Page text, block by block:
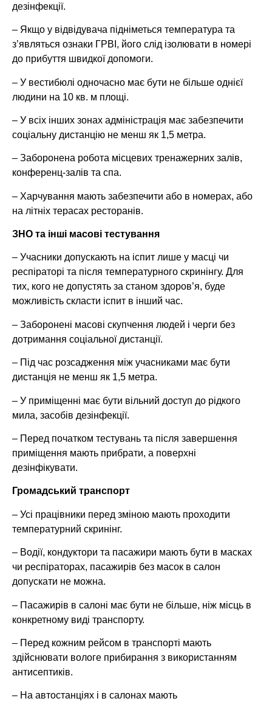
дезінфекції.
– Якщо у відвідувача підніметься температура та
з’являться ознаки ГРВІ, його слід ізолювати в номері
до прибуття швидкої допомоги.
– У вестибюлі одночасно має бути не більше однієї
людини на 10 кв. м площі.
– У всіх інших зонах адміністрація має забезпечити
соціальну дистанцію не менш як 1,5 метра.
– Заборонена робота місцевих тренажерних залів,
конференц-залів та спа.
– Харчування мають забезпечити або в номерах, або
на літніх терасах ресторанів.
ЗНО та інші масові тестування
– Учасники допускають на іспит лише у масці чи
респіраторі та після температурного скринінгу. Для
тих, кого не допустять за станом здоров’я, буде
можливість скласти іспит в інший час.
– Заборонені масові скупчення людей і черги без
дотримання соціальної дистанції.
– Під час розсадження між учасниками має бути
дистанція не менш як 1,5 метра.
– У приміщенні має бути вільний доступ до рідкого
мила, засобів дезінфекції.
– Перед початком тестувань та після завершення
приміщення мають прибрати, а поверхні
дезінфікувати.
Громадський транспорт
– Усі працівники перед зміною мають проходити
температурний скринінг.
– Водії, кондуктори та пасажири мають бути в масках
чи респіраторах, пасажирів без масок в салон
допускати не можна.
– Пасажирів в салоні має бути не більше, ніж місць в
конкретному виді транспорту.
– Перед кожним рейсом в транспорті мають
здійснювати вологе прибирання з використанням
антисептиків.
– На автостанціях і в салонах мають